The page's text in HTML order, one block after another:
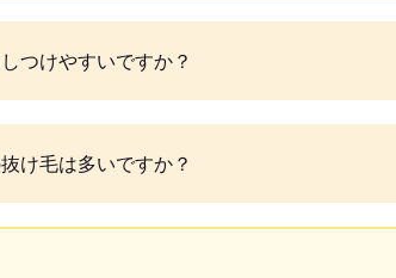
つけやすいですか？
け毛は多いですか？